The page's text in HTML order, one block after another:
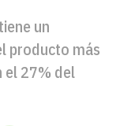
un
producto más
el 27% del